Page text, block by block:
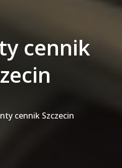
cennik
cennik Szczecin